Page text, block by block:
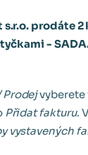
prodáte 2
-
Prodejvyberete
Přidat fakturu.
vystavených